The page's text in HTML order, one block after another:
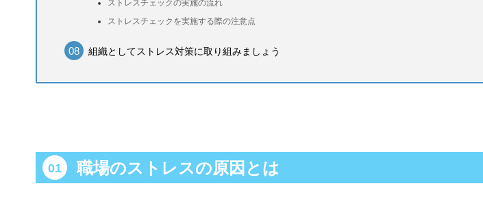
ストレスチェックの実施の流れ
ストレスチェックを実施する際の注意点
組織としてストレス対策に取り組みましょう
職場のストレスの原因とは